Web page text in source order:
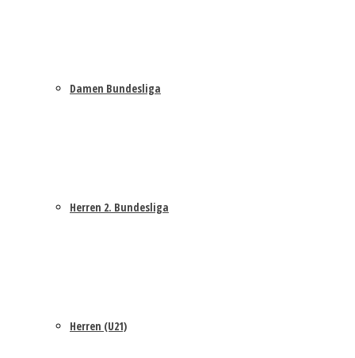
Damen Bundesliga
Herren 2. Bundesliga
Herren (U21)